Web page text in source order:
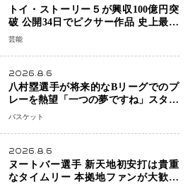
トイ・ストーリー５が興収100億円突
破 公開34日でピクサー作品 史上最速
日本歴代シリーズ最高更新も目前
芸能
2026.8.6
八村塁選手が将来的なBリーグでのプ
レーを熱望「一つの夢ですね」スター
帰還がリーグ価値を押し上げる可能性
バスケット
2026.8.6
ヌートバー選手 新天地初安打は貴重
なタイムリー 本拠地ファンが大歓声